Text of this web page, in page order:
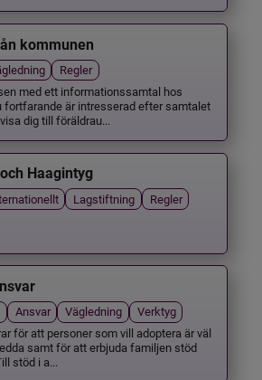
kommunen
Regler
med ett informationssamtal hos
fortfarande är intresserad efter samtalet
dig till föräldrau...
Haagintyg
Lagstiftning
Regler
Ansvar Vägledning
Verktyg
för att personer som vill adoptera är väl
samt för att erbjuda familjen stöd
stöd i a...